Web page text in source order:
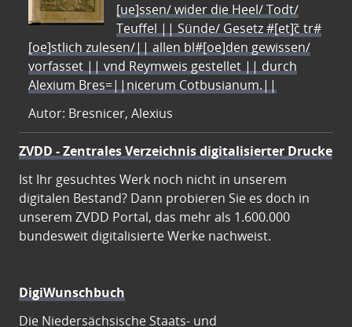
[ue]ssen/ wider die Heel/ Todt/
Teuffel || Sünde/ Gesetz #[et]c̃ tr#
[oe]stlich zulesen/|| allen bl#[oe]den gewissen/
vorfasset || vnd Reymweis gestellet || durch
Alexium Bres=||nicerum Cotbusianum.||
Autor: Bresnicer, Alexius
ZVDD - Zentrales Verzeichnis digitalisierter Drucke
Ist Ihr gesuchtes Werk noch nicht in unserem
digitalen Bestand? Dann probieren Sie es doch in
unserem ZVDD Portal, das mehr als 1.600.000
bundesweit digitalisierte Werke nachweist.
DigiWunschbuch
Die Niedersächsische Staats- und